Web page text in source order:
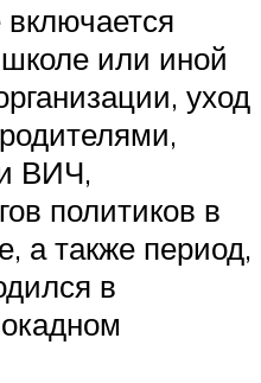
или иной
уход
ВИЧ,
политиков в
а также период,
в